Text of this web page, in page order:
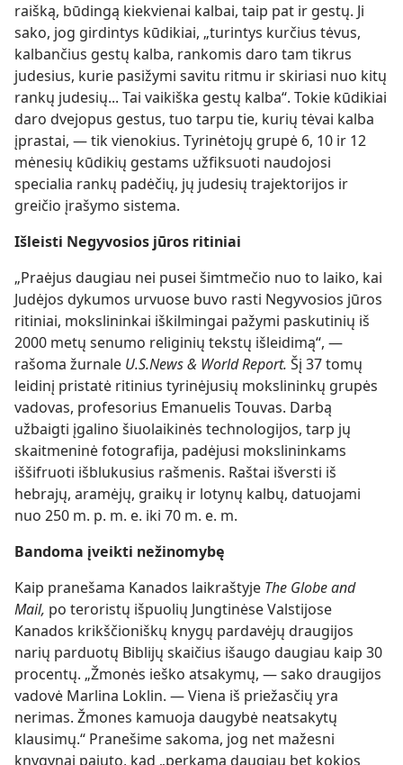
raišką, būdingą kiekvienai kalbai, taip pat ir gestų. Ji
sako, jog girdintys kūdikiai, „turintys kurčius tėvus,
kalbančius gestų kalba, rankomis daro tam tikrus
judesius, kurie pasižymi savitu ritmu ir skiriasi nuo kitų
rankų judesių... Tai vaikiška gestų kalba“. Tokie kūdikiai
daro dvejopus gestus, tuo tarpu tie, kurių tėvai kalba
įprastai, — tik vienokius. Tyrinėtojų grupė 6, 10 ir 12
mėnesių kūdikių gestams užfiksuoti naudojosi
specialia rankų padėčių, jų judesių trajektorijos ir
greičio įrašymo sistema.
Išleisti Negyvosios jūros ritiniai
„Praėjus daugiau nei pusei šimtmečio nuo to laiko, kai
Judėjos dykumos urvuose buvo rasti Negyvosios jūros
ritiniai, mokslininkai iškilmingai pažymi paskutinių iš
2000 metų senumo religinių tekstų išleidimą“, —
rašoma žurnale U.S.News & World Report. Šį 37 tomų
leidinį pristatė ritinius tyrinėjusių mokslininkų grupės
vadovas, profesorius Emanuelis Touvas. Darbą
užbaigti įgalino šiuolaikinės technologijos, tarp jų
skaitmeninė fotografija, padėjusi mokslininkams
iššifruoti išblukusius rašmenis. Raštai išversti iš
hebrajų, aramėjų, graikų ir lotynų kalbų, datuojami
nuo 250 m. p. m. e. iki 70 m. e. m.
Bandoma įveikti nežinomybę
Kaip pranešama Kanados laikraštyje The Globe and
Mail, po teroristų išpuolių Jungtinėse Valstijose
Kanados krikščioniškų knygų pardavėjų draugijos
narių parduotų Biblijų skaičius išaugo daugiau kaip 30
procentų. „Žmonės ieško atsakymų, — sako draugijos
vadovė Marlina Loklin. — Viena iš priežasčių yra
nerimas. Žmones kamuoja daugybė neatsakytų
klausimų.“ Pranešime sakoma, jog net mažesni
knygynai pajuto, kad „perkama daugiau bet kokios